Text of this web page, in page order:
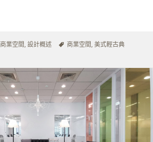
古典商空設計】同中求異！醫美診所也能譜
分
商業空間,設計概述
標
商業空間,美式輕古典
輕古典商空設計】同中求異！醫美診所也能譜出新韻味